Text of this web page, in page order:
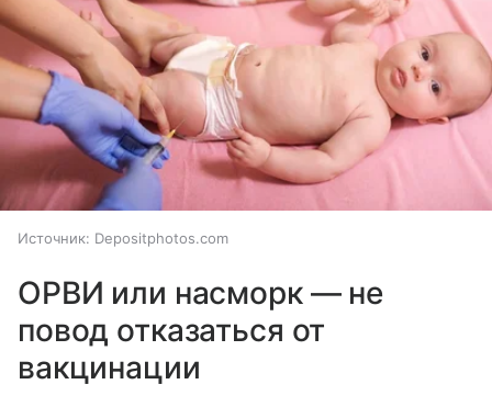
Источник: Depositphotos.com
ОРВИ или насморк — не
повод отказаться от
вакцинации